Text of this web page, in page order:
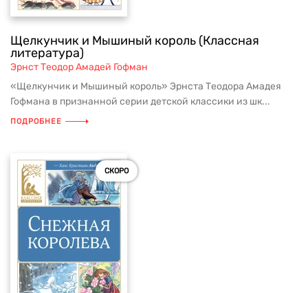
Щелкунчик и Мышиный король (Классная
литература)
Эрнст Теодор Амадей Гофман
«Щелкунчик и Мышиный король» Эрнста Теодора Амадея
Гофмана в признанной серии детской классики из шк...
ПОДРОБНЕЕ
СКОРО